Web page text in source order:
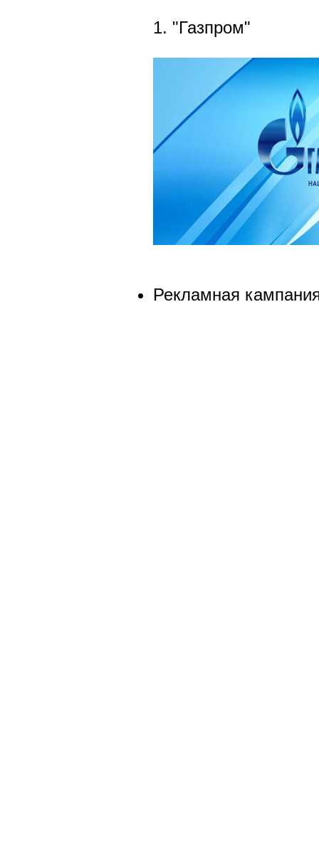
1. "Газпром"
Рекламная